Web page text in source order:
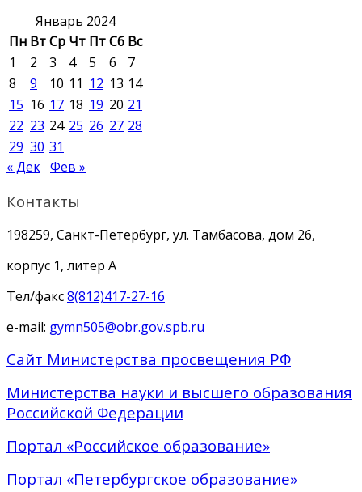
Январь 2024
Пн ВтСр Чт ПтСб Вс
1
2 3 4 5 6
7
8
9 10 11 12 13 14
15 16 17 18 19 20 21
22 23 24 25 26 27 28
29 30 31
« Дек Фев »
Контакты
198259, Санкт-Петербург, ул. Тамбасова, дом 26,
корпус 1, литер А
Тел/факс8(812)417-27-16
e-mail: gymn505@obr.gov.spb.ru
Сайт Министерства просвещения РФ
Министерства науки и высшего образования
Российской Федерации
Портал «Российское образование»
Портал «Петербургское образование»